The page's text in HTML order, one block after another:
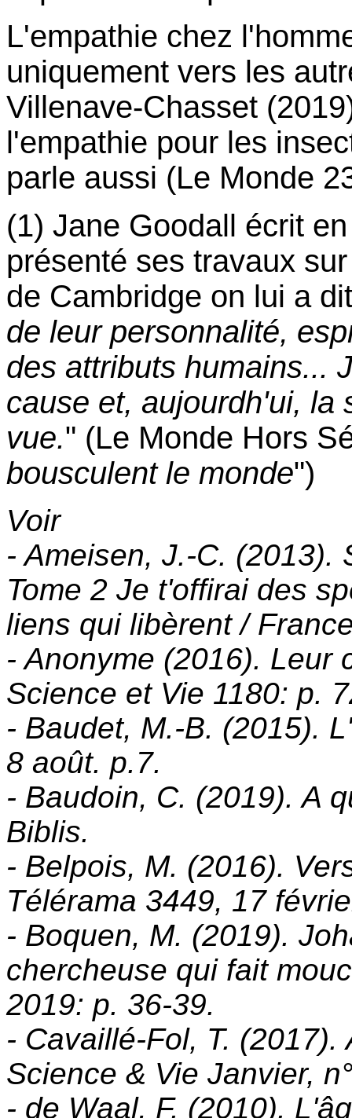
L'empathie chez
uniquement vers les
Villenave-Chasset
l'empathie pour les
parle aussi (Le Monde
(1) Jane Goodall écrit
présenté ses travaux
de Cambridge on lui a
de leur personnalité,
des attributs humains...
cause et, aujourdh'ui, la
vue." (Le Monde Hors
bousculent le monde")
Voir
- Ameisen, J.-C. (2013).
Tome 2 Je t'offirai des
liens qui libèrent /
- Anonyme (2016). Leur
Science et Vie 1180: p.
- Baudet, M.-B. (2015).
8 août. p.7.
- Baudoin, C. (2019). A
Biblis.
- Belpois, M. (2016).
Télérama 3449, 17
- Boquen, M. (2019).
chercheuse qui fait
2019: p. 36-39.
- Cavaillé-Fol, T.
Science & Vie Janvier,
- de Waal, F. (2010).